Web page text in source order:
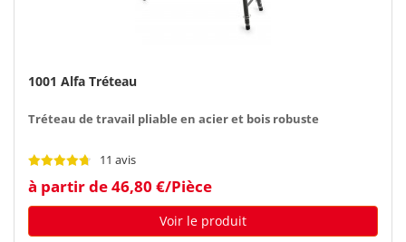
1001 Alfa Tréteau
Tréteau de travail pliable en acier et bois robuste
11 avis
à partir de 46,80 €/Pièce
Voir le produit